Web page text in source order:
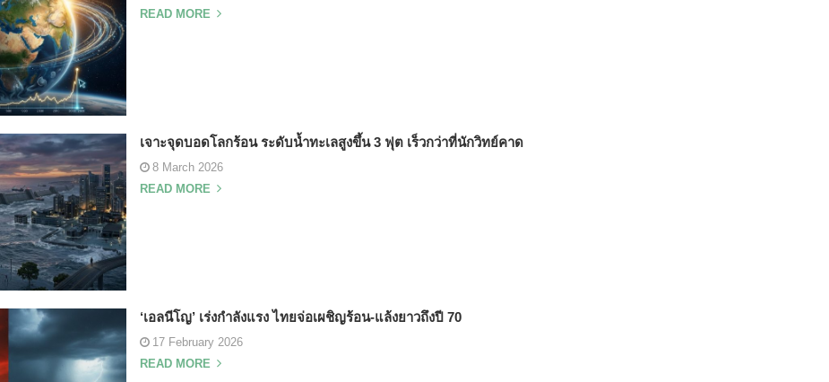
READ MORE
เจาะจุดบอดโลกร้อน ระดับน้ำทะเลสูงขึ้น 3 ฟุต เร็วกว่าที่นักวิทย์คาด
8 March 2026
READ MORE
‘เอลนีโญ’ เร่งกำลังแรง ไทยจ่อเผชิญร้อน-แล้งยาวถึงปี 70
17 February 2026
READ MORE